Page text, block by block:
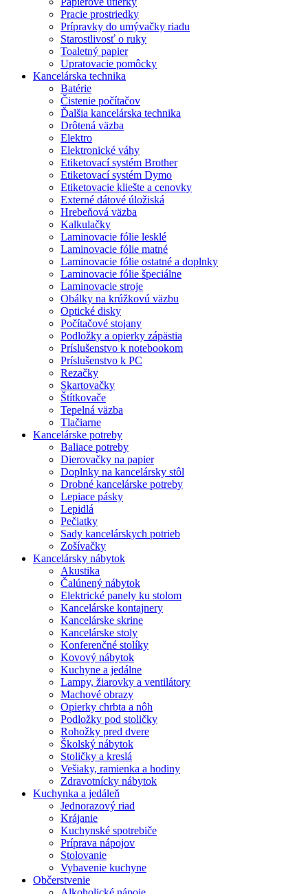
Pracie prostriedky
Prípravky do umývačky riadu
Starostlivosť o ruky
Toaletný papier
Upratovacie pomôcky
Kancelárska technika
Batérie
Čistenie počítačov
Ďalšia kancelárska technika
Drôtená väzba
Elektro
Elektronické váhy
Etiketovací systém Brother
Etiketovací systém Dymo
Etiketovacie kliešte a cenovky
Externé dátové úložiská
Hrebeňová väzba
Kalkulačky
Laminovacie fólie lesklé
Laminovacie fólie matné
Laminovacie fólie ostatné a doplnky
Laminovacie fólie špeciálne
Laminovacie stroje
Obálky na krúžkovú väzbu
Optické disky
Počítačové stojany
Podložky a opierky zápästia
Príslušenstvo k notebookom
Príslušenstvo k PC
Rezačky
Skartovačky
Štítkovače
Tepelná väzba
Tlačiarne
Kancelárske potreby
Baliace potreby
Dierovačky na papier
Doplnky na kancelársky stôl
Drobné kancelárske potreby
Lepiace pásky
Lepidlá
Pečiatky
Sady kancelárskych potrieb
Zošívačky
Kancelársky nábytok
Akustika
Čalúnený nábytok
Elektrické panely ku stolom
Kancelárske kontajnery
Kancelárske skrine
Kancelárske stoly
Konferenčné stolíky
Kovový nábytok
Kuchyne a jedálne
Lampy, žiarovky a ventilátory
Machové obrazy
Opierky chrbta a nôh
Podložky pod stoličky
Rohožky pred dvere
Školský nábytok
Stoličky a kreslá
Vešiaky, ramienka a hodiny
Zdravotnícky nábytok
Kuchynka a jedáleň
Jednorazový riad
Krájanie
Kuchynské spotrebiče
Príprava nápojov
Stolovanie
Vybavenie kuchyne
Občerstvenie